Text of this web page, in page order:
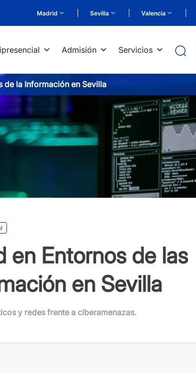
Madrid Sevilla Valencia
Admisión Servicios
de la Información en Sevilla
en Entornos de las
en Sevilla
y redes frente a ciberamenazas.